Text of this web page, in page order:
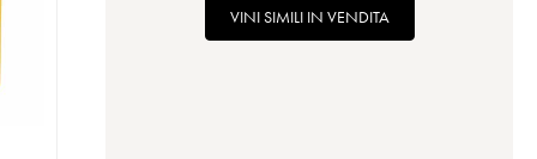
VINI SIMILI IN VENDITA